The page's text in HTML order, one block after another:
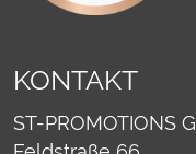
KONTAKT
ST-PROMOTIONS